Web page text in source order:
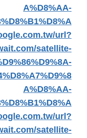
A%D8%AA-
url?
satellite-
A%D8%AA-
url?
satellite-